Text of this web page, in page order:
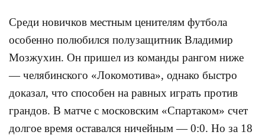
Среди новичков местным ценителям футбола
особенно полюбился полузащитник Владимир
Мозжухин. Он пришел из команды рангом ниже
— челябинского «Локомотива», однако быстро
доказал, что способен на равных играть против
грандов. В матче с московским «Спартаком» счет
долгое время оставался ничейным — 0:0. Но за 18